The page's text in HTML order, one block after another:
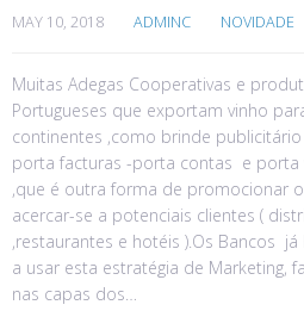
MAY 10, 2018 ADMINC NOVIDADE
Muitas Adegas Cooperativas e
Portugueses que exportam vinho
continentes ,como brinde publicitário
porta facturas -porta contas e porta
,que é outra forma de promocionar
acercar-se a potenciais clientes (
,restaurantes e hotéis ).Os Bancos
a usar esta estratégia de Marketing,
nas capas dos…